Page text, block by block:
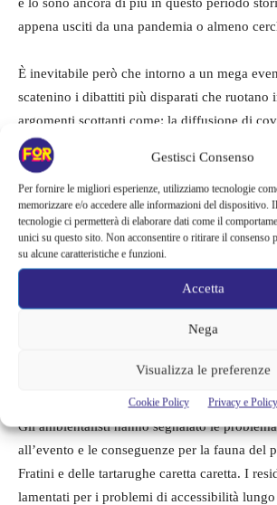
Gestisci Consenso
Per fornire le migliori esperienze, utilizziamo tecnologie
memorizzare e/o accedere alle informazioni del dispositivo.
tecnologie ci permetterà di elaborare dati come il
unici su questo sito. Non acconsentire o ritirare il consenso
su alcune caratteristiche e funzioni.
Accetta
Nega
Visualizza le preferenze
Cookie Policy Privacy e Policy
appena usciti da una pandemia o almeno
È inevitabile però che intorno a un mega
scatenino i dibattiti più disparati che ruotano
argomenti scottanti come: la diffusione di
contagi che proprio a luglio hanno toccato le
l’impatto ambientale le cui conseguenze
nell’immediato. Basti pensare ai pesci trovati
rumori troppo forti, oppure a Fileni, sponsor
dell’evento per il food e tristemente noto per
intensivi.
Una delle ultime discussioni da parte degli
scatenata proprio in merito alle ultime date
Mare sul litorale romano.
Gli ambientalisti hanno segnalato le
all’evento e le conseguenze per la fauna del
Fratini e delle tartarughe caretta caretta. I
lamentati per i problemi di accessibilità lungo